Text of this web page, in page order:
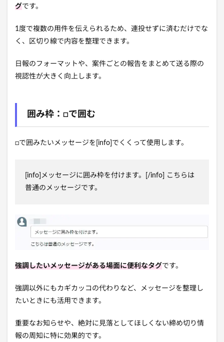
グです。
1度で複数の用件を伝えられるため、連投せずに済むだけでな
く、区切り線で内容を整理できます。
日報のフォーマットや、案件ごとの報告をまとめて送る際の
視認性が大きく向上します。
囲み枠：□で囲む
□で囲みたいメッセージを[info]でくくって使用します。
[info]メッセージに囲み枠を付けます。[/info] こちらは
普通のメッセージです。
強調したいメッセージがある場面に便利なタグです。
強調以外にもカギカッコの代わりなど、メッセージを整理し
たいときにも活用できます。
重要なお知らせや、絶対に見落としてほしくない締め切り情
報の周知に特に効果的です。